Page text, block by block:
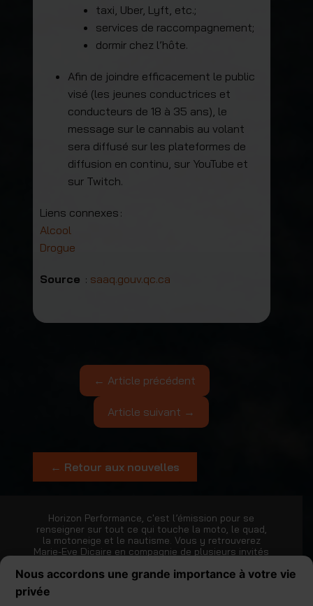
taxi, Uber, Lyft, etc.;
services de raccompagnement;
dormir chez l’hôte.
Afin de joindre efficacement le public
visé (les jeunes conductrices et
conducteurs de 18 à 35 ans), le
message sur le cannabis au volant
sera diffusé sur les plateformes de
diffusion en continu, sur YouTube et
sur Twitch.
Liens connexes :
Alcool
Drogue
Source : saaq.gouv.qc.ca
← Article précédent
Article suivant →
← Retour aux nouvelles
Horizon Performance, c'est l’émission pour se
renseigner sur tout ce qui touche la moto, le quad,
la motoneige et le nautisme. Vous y retrouverez
Marie-Eve Dicaire en compagnie de plusieurs invités
Nous accordons une grande importance à votre vie
privée